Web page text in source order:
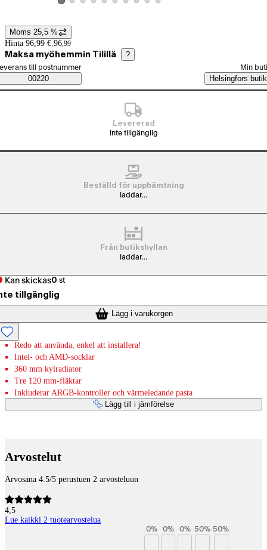
Visa produktbild 1
Visa produktbild 2
Visa produktbild 3
Visa produktbild 4
Visa produktbild 5
Visa produktbild 6
Visa produktbild 7
Visa produktbild 8
Visa produktbild 9
Visa produktbild 10
Prisinformation
Moms 25,5 %
Hinta 96,99 €. 96,99
Maksa myöhemmin Tilillä ?
Saatavuustiedot
beställningssätt
till postnummer
00220
Min
Helsingfors butik
Levererad
Inte tillgänglig
Beställd för upphämtning
laddar...
Från butikshyllan
laddar...
Kan skickas0 st
tillgänglig
Lägg i varukorgen
Redo att använda, enkel att installera!
Intel- och AMD-socklar
360 mm kylradiator
Tre 120 mm-fläktar
Inkluderar ARGB-kontroller och värmeledande pasta
Lägg till i jämförelse
Arvostelut
Arvosana 4.5/5 perustuen 2 arvosteluun
4,5
Lue kaikki 2 tuotearvostelua
0% 0% 0% 50% 50%